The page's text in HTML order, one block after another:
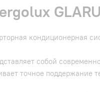
кондиционерная
собой
точное поддержание